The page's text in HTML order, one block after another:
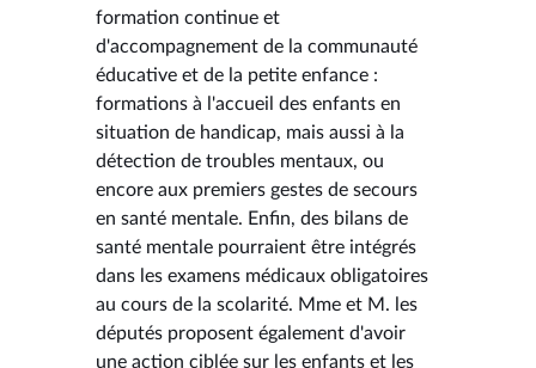
formation continue et
d'accompagnement de la communauté
éducative et de la petite enfance :
formations à l'accueil des enfants en
situation de handicap, mais aussi à la
détection de troubles mentaux, ou
encore aux premiers gestes de secours
en santé mentale. Enfin, des bilans de
santé mentale pourraient être intégrés
dans les examens médicaux obligatoires
au cours de la scolarité. Mme et M. les
députés proposent également d'avoir
une action ciblée sur les enfants et les